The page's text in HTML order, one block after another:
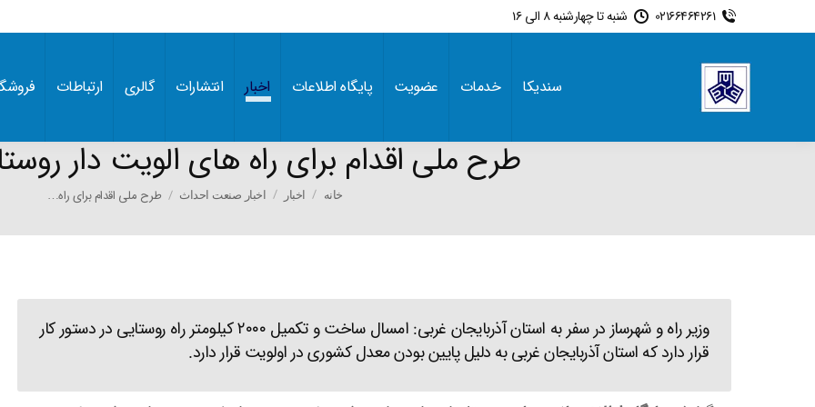
02166464261 شنبه تا چهارشنبه 8 الی 16
سندیکا خدمات عضویت پایگاه اطلاعات اخبار انتشارات گالری ارتباطات
طرح ملی اقدام برای راه های الویت دار
You are here:
خانه اخبار اخبار صنعت احداث طرح ملی اقدام برای راه…
وزیر راه و شهرساز در سفر به استان آذربایجان غربی: امسال ساخت و تکمیل ۲۰۰۰ کیلومتر راه روستایی در دستور کار
قرار دارد که استان آذر‌بایجان غربی به دلیل پایین‌ بودن معدل کشوری در اولویت قرار دارد.